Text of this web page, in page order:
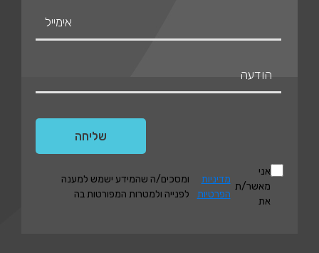
אני
מאשר/ת
את
מדיניות
הפרטיות
ומסכים/ה שהמידע ישמש למענה
לפנייה ולמטרות המפורטות בה